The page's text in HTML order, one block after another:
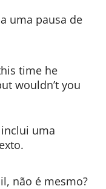
uma pausa de
time he
wouldn’t you
inclui uma
não é mesmo?